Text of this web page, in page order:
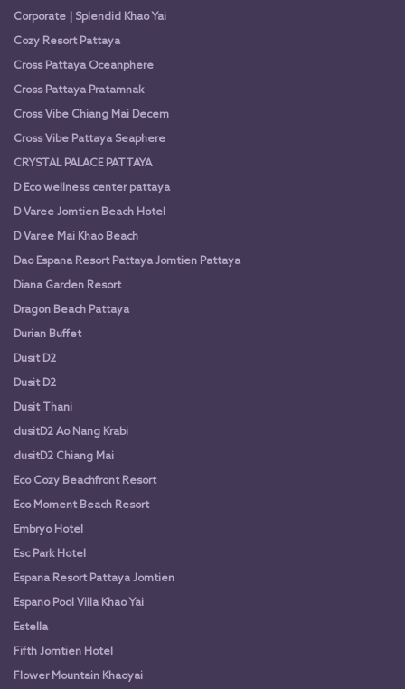
Corporate | Splendid Khao Yai
Cozy Resort Pattaya
Cross Pattaya Oceanphere
Cross Pattaya Pratamnak
Cross Vibe Chiang Mai Decem
Cross Vibe Pattaya Seaphere
CRYSTAL PALACE PATTAYA
D Eco wellness center pattaya
D Varee Jomtien Beach Hotel
D Varee Mai Khao Beach
Dao Espana Resort Pattaya Jomtien Pattaya
Diana Garden Resort
Dragon Beach Pattaya
Durian Buffet
Dusit D2
Dusit D2
Dusit Thani
dusitD2 Ao Nang Krabi
dusitD2 Chiang Mai
Eco Cozy Beachfront Resort
Eco Moment Beach Resort
Embryo Hotel
Esc Park Hotel
Espana Resort Pattaya Jomtien
Espano Pool Villa Khao Yai
Estella
Fifth Jomtien Hotel
Flower Mountain Khaoyai